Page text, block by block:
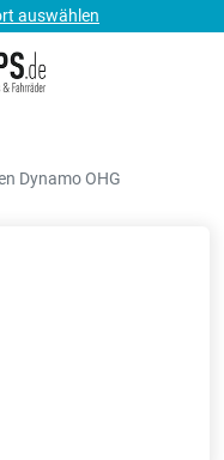
auswählen
Dynamo OHG